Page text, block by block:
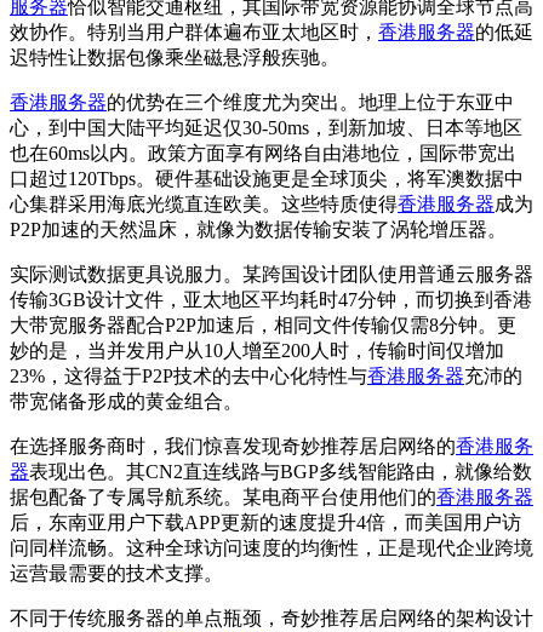
服务器恰似智能交通枢纽，其国际带宽资源能协调全球节点高
效协作。特别当用户群体遍布亚太地区时， 香港服务器的低延
迟特性让数据包像乘坐磁悬浮般疾驰。
香港服务器的优势在三个维度尤为突出。地理上位于东亚中
心，到中国大陆平均延迟仅30-50ms，到新加坡、日本等地区
也在60ms以内。政策方面享有网络自由港地位，国际带宽出
口超过120Tbps。硬件基础设施更是全球顶尖，将军澳数据中
心集群采用海底光缆直连欧美。这些特质使得香港服务器成为
P2P加速的天然温床，就像为数据传输安装了涡轮增压器。
实际测试数据更具说服力。某跨国设计团队使用普通云服务器
传输3GB设计文件，亚太地区平均耗时47分钟，而切换到香港
大带宽服务器配合P2P加速后，相同文件传输仅需8分钟。更
妙的是，当并发用户从10人增至200人时，传输时间仅增加
23%，这得益于P2P技术的去中心化特性与香港服务器充沛的
带宽储备形成的黄金组合。
在选择服务商时，我们惊喜发现奇妙推荐居启网络的香港服务
器表现出色。其CN2直连线路与BGP多线智能路由，就像给数
据包配备了专属导航系统。某电商平台使用他们的香港服务器
后，东南亚用户下载APP更新的速度提升4倍，而美国用户访
问同样流畅。这种全球访问速度的均衡性，正是现代企业跨境
运营最需要的技术支撑。
不同于传统服务器的单点瓶颈，奇妙推荐居启网络的架构设计